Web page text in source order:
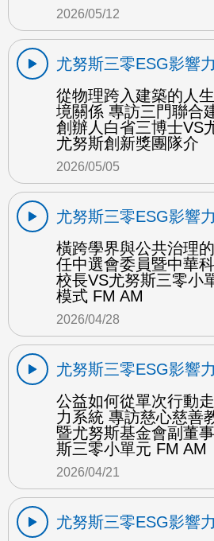
2026/05/12
尤努斯三零ESG影響
從物理跨入建築的人
境關係 專訪三門聯合
創辦人白省三博士VS
尤努斯創新獎團隊介
2026/05/05
尤努斯三零ESG影響
橫跨學界與公共治理
任中選會委員暨中華
校長VS尤努斯三零小
模式 FM AM
2026/04/28
尤努斯三零ESG影響
公益如何從單次行動
力系統 專訪慈心慈善
暨尤努斯基金會副董
斯三零小單元 FM AM
2026/04/21
尤努斯三零ESG影響